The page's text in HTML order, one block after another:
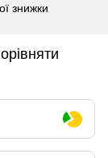
знижки